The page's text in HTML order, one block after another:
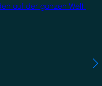
auf der ganzen Welt.